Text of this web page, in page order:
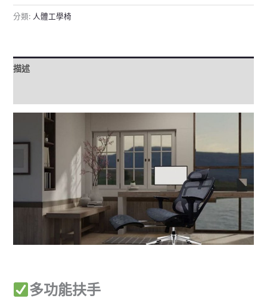
分類: 人體工學椅
描述
多功能扶手